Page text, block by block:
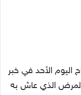
اليوم الأحد في خبر
الذي عاش به